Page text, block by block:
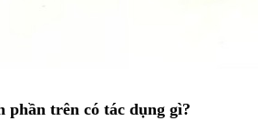
phần trên có tác dụng gì?